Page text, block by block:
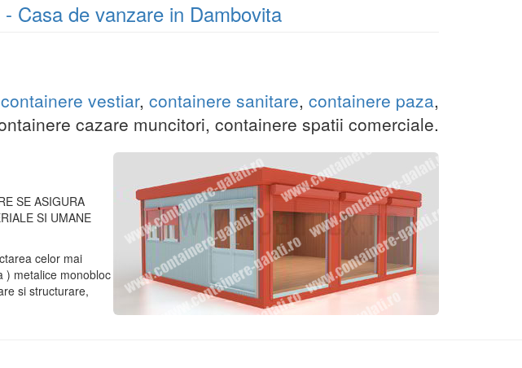
Casa de vanzare in Dambovita
containere vestiar, containere sanitare, containere paza,
cazare muncitori, containere spatii comerciale.
SE ASIGURA
SI UMANE
celor mai
) metalice monobloc
si structurare,